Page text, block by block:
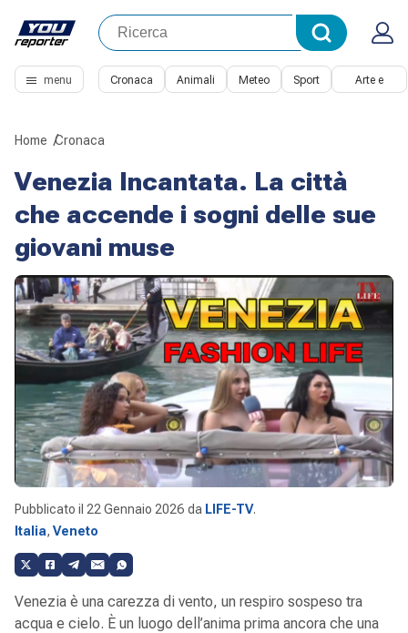
menu Cronaca Animali Meteo Sport Arte e
Home Cronaca
Venezia Incantata. La città
che accende i sogni delle sue
giovani muse
Pubblicato il 22 Gennaio 2026 da LIFE-TV.
Italia, Veneto
Venezia è una carezza di vento, un respiro sospeso tra
acqua e cielo. È un luogo dell’anima prima ancora che una